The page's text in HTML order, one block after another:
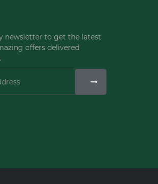
newsletter to get the latest
offers delivered